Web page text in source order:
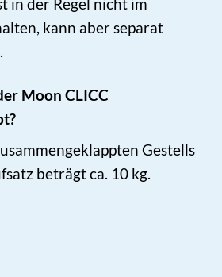
kann aber separat
Moon CLICC
Gestells
beträgt ca. 10 kg.